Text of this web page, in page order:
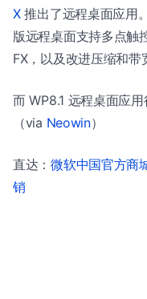
X推出了远程桌面应用
版远程桌面支持多点触
FX，以及改进压缩和带
而 WP8.1 远程桌面应
（via Neowin）
直达：微软中国官方商
销